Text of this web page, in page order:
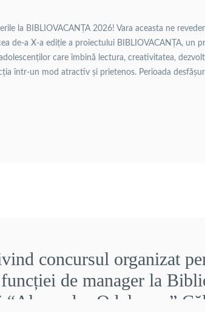
la BIBLIOVACANȚA 2026! Vara aceasta ne
de-a X-a ediție a proiectului BIBLIOVACANȚA, un
care îmbină lectura, creativitatea,
într-un mod atractiv și prietenos. Perioada
concursul organizat
de manager la
“Alexandru Odobescu”